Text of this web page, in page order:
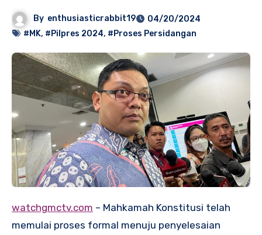
By enthusiasticrabbit19
04/20/2024
#MK, #Pilpres 2024, #Proses Persidangan
watchgmctv.com – Mahkamah Konstitusi telah
memulai proses formal menuju penyelesaian